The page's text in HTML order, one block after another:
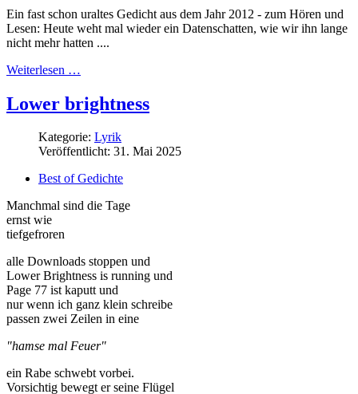
Ein fast schon uraltes Gedicht aus dem Jahr 2012 - zum Hören und
Lesen: Heute weht mal wieder ein Datenschatten, wie wir ihn lange
nicht mehr hatten ....
Weiterlesen …
Lower brightness
Kategorie: Lyrik
Veröffentlicht: 31. Mai 2025
Best of Gedichte
Manchmal sind die Tage
ernst wie
tiefgefroren
alle Downloads stoppen und
Lower Brightness is running und
Page 77 ist kaputt und
nur wenn ich ganz klein schreibe
passen zwei Zeilen in eine
"hamse mal Feuer"
ein Rabe schwebt vorbei.
Vorsichtig bewegt er seine Flügel